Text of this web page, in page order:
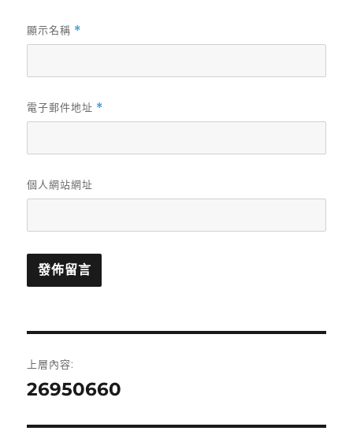
顯示名稱 *
電子郵件地址 *
個人網站網址
章
上層內容:
26950660